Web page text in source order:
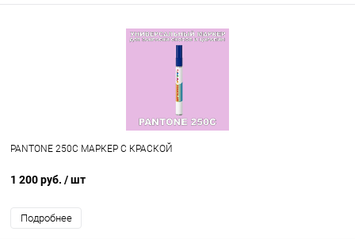
PANTONE 250C МАРКЕР С КРАСКОЙ
1 200 руб. / шт
Подробнее